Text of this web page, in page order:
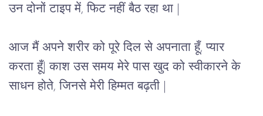
उन दोनों टाइप में, फिट नहीं बैठ रहा था |
आज मैं अपने शरीर को पूरे दिल से अपनाता हूँ, प्यार
करता हूँ| काश उस समय मेरे पास खुद को स्वीकारने के
साधन होते, जिनसे मेरी हिम्मत बढ़ती |